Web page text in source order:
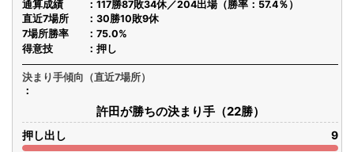
通算成績
117勝87敗34休／204出場（勝率：57.4％）
直近7場所
30勝10敗9休
7場所勝率
75.0%
得意技
押し
決まり手傾向（直近7場所）
許田が勝ちの決まり手（22勝）
押し出し 9